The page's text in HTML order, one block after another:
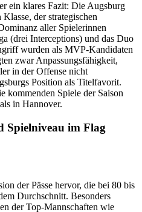
ein klares Fazit: Die Augsburg
der strategischen
aller Spielerinnen
(drei Interceptions) und das Duo
wurden als MVP-Kandidaten
zwar Anpassungsfähigkeit,
in der Offense nicht
Position als Titelfavorit.
kommenden Spiele der Saison
in Hannover.
Spielniveau im Flag
der Pässe hervor, die bei 80 bis
Durchschnitt. Besonders
der Top-Mannschaften wie